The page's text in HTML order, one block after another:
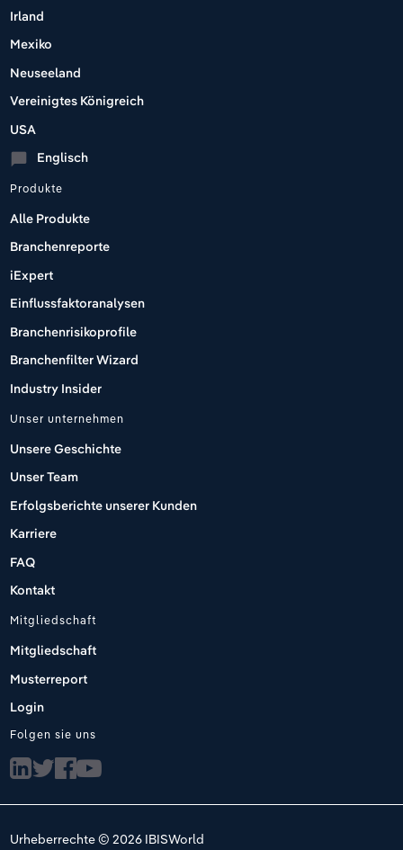
Irland
Mexiko
Neuseeland
Vereinigtes Königreich
USA
chat_bubble Englisch
Produkte
Alle Produkte
Branchenreporte
iExpert
Einflussfaktoranalysen
Branchenrisikoprofile
Branchenfilter Wizard
Industry Insider
Unser unternehmen
Unsere Geschichte
Unser Team
Erfolgsberichte unserer Kunden
Karriere
FAQ
Kontakt
Mitgliedschaft
Mitgliedschaft
Musterreport
Login
Folgen sie uns
Urheberrechte © 2026 IBISWorld